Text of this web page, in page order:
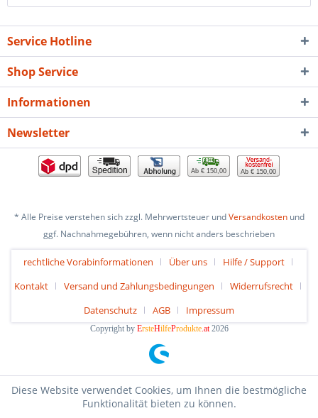
Service Hotline
Shop Service
Informationen
Newsletter
Ab € 150,00 Ab € 150,00
* Alle Preise verstehen sich zzgl. Mehrwertsteuer undVersandkostenund
ggf. Nachnahmegebühren, wenn nicht anders beschrieben
rechtliche Vorabinformationen Über uns
Hilfe / Support
Kontakt
Versand und Zahlungsbedingungen
Widerrufsrecht
Datenschutz
AGB Impressum
Copyright by ErsteHilfeProdukte.at2026
Diese Website verwendet Cookies, um Ihnen die bestmögliche
Funktionalität bieten zu können.